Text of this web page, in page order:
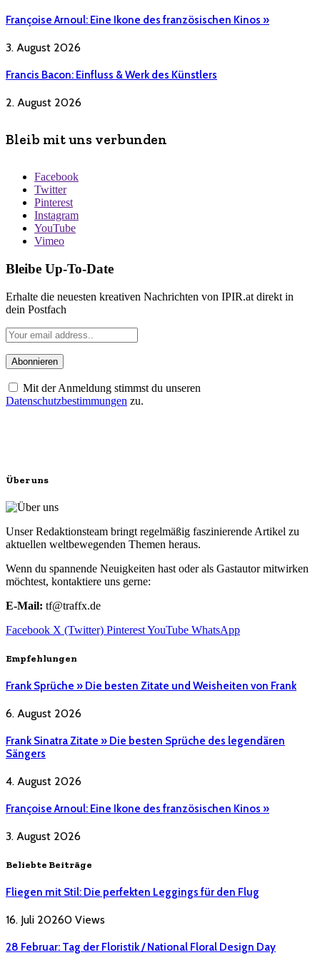
Françoise Arnoul: Eine Ikone des französischen Kinos »
3. August 2026
Francis Bacon: Einfluss & Werk des Künstlers
2. August 2026
Bleib mit uns verbunden
Facebook
Twitter
Pinterest
Instagram
YouTube
Vimeo
Bleibe Up-To-Date
Erhalte die neuesten kreativen Nachrichten von IPIR.at direkt in
dein Postfach
Mit der Anmeldung stimmst du unseren
Datenschutzbestimmungen zu.
Über uns
Unser Redaktionsteam bringt regelmäßig faszinierende Artikel zu
aktuellen weltbewegenden Themen heraus.
Wenn du spannende Neuigkeiten hast oder als Gastautor mitwirken
möchtest, kontaktiere uns gerne:
E-Mail: tf@traffx.de
Facebook X (Twitter) PinterestYouTube WhatsApp
Empfehlungen
Frank Sprüche » Die besten Zitate und Weisheiten von Frank
6. August 2026
Frank Sinatra Zitate » Die besten Sprüche des legendären
Sängers
4. August 2026
Françoise Arnoul: Eine Ikone des französischen Kinos »
3. August 2026
Beliebte Beiträge
Fliegen mit Stil: Die perfekten Leggings für den Flug
16. Juli 20260 Views
28 Februar: Tag der Floristik / National Floral Design Day